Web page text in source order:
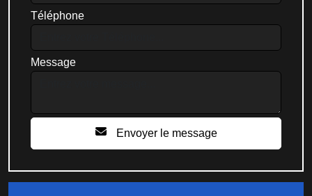
Téléphone
Message
Envoyer le message